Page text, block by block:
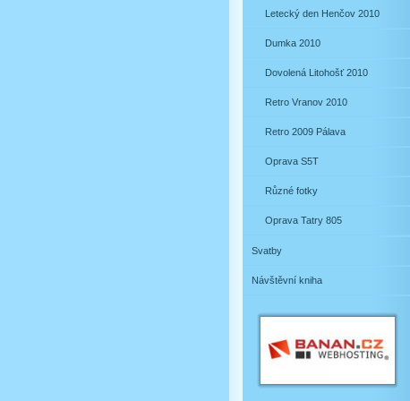
Letecký den Henčov 2010
Dumka 2010
Dovolená Litohošť 2010
Retro Vranov 2010
Retro 2009 Pálava
Oprava S5T
Různé fotky
Oprava Tatry 805
Svatby
Návštěvní kniha